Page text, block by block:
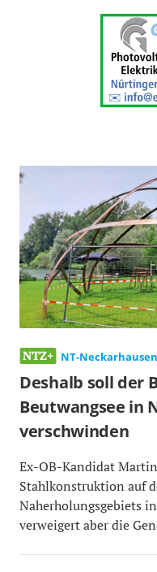
NT-Neckarhausen
Deshalb soll der
Beutwangsee in
verschwinden
Ex-OB-Kandidat
Stahlkonstruktion auf
Naherholungsgebiets
verweigert aber die